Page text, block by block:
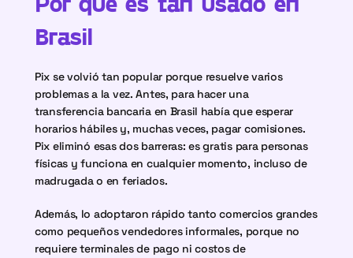
Brasil
Pix se volvió tan popular porque resuelve varios
problemas a la vez. Antes, para hacer una
transferencia bancaria en Brasil había que esperar
horarios hábiles y, muchas veces, pagar comisiones.
Pix eliminó esas dos barreras: es gratis para personas
físicas y funciona en cualquier momento, incluso de
madrugada o en feriados.
Además, lo adoptaron rápido tanto comercios grandes
como pequeños vendedores informales, porque no
requiere terminales de pago ni costos de